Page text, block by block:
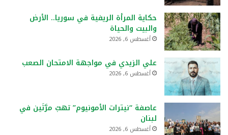
حكاية المرأة الريفية في سوريا.. الأرض
والبيت والحياة
أغسطس 6, 2026
علي الزيدي في مواجهة الامتحان الصعب
أغسطس 6, 2026
عاصفة “نيترات الأمونيوم” تهبّ مرَّتَين في
لبنان
أغسطس 6, 2026